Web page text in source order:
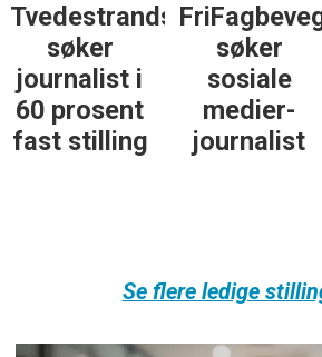
Tvedestrandsposten
søker
journalist i
60 prosent
fast stilling
søker
sosiale
medier-
journalist
Se flere ledige